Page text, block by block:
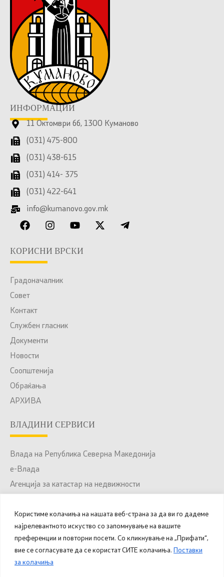
Користиме колачиња на нашата веб-страна за да ви го дадеме
најрелевантното искуство со запомнување на вашите
преференции и повторни посети. Со кликнување на „Прифати“,
вие се согласувате да се користат СИТЕ колачиња. Поставки
за колачиња
ИНФОРМАЦИИ
11 Октомври бб, 1300 Куманово
(031) 475-800
(031) 438-615
(031) 414- 375
(031) 422-641
info@kumanovo.gov.mk
КОРИСНИ ВРСКИ
Градоначалник
Совет
Контакт
Службен гласник
Документи
Новости
Соопштенија
Обраќања
АРХИВА
ВЛАДИНИ СЕРВИСИ
Влада на Република Северна Македонија
е-Влада
Агенција за катастар на недвижности
Портал за отворени податоци
Национален Портал за е-Услуги